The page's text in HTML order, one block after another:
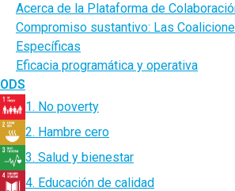
Acerca de la Plataforma de
Compromiso sustantivo: Las
Específicas
Eficacia programática y operativa
ODS
1. No poverty
2. Hambre cero
3. Salud y bienestar
4. Educación de calidad